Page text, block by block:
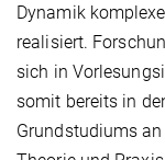
Dynamik
realisiert.
sich in
somit bereits in
Grundstudiums